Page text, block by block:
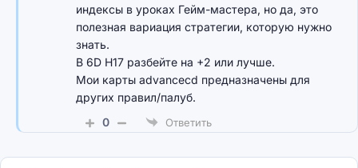
индексы в уроках Гейм-мастера, но да, это
полезная вариация стратегии, которую нужно
знать.
В 6D H17 разбейте на +2 или лучше.
Мои карты advancecd предназначены для
других правил/палуб.
0
Ответить